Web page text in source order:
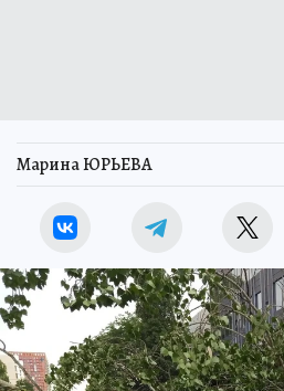
Марина ЮРЬЕВА